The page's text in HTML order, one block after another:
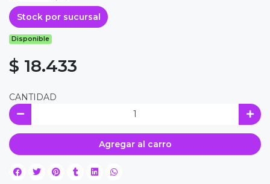
Stock por sucursal
Disponible
$ 18.433
CANTIDAD
Agregar al carro